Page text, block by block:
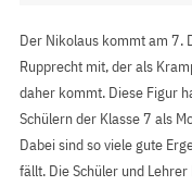
Der Nikolaus kommt am 7.
Rupprecht mit, der als
daher kommt. Diese Figur
Schülern der Klasse 7 als
Dabei sind so viele gute
fällt. Die Schüler und